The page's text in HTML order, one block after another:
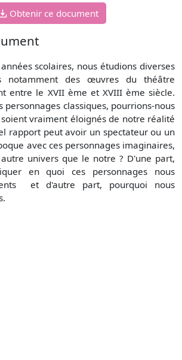
Obtenir ce document
scolaires, nous étudions diverses
notamment des œuvres du théâtre
entre le XVII ème et XVIII ème siècle.
personnages classiques, pourrions-nous
vraiment éloignés de notre réalité
rapport peut avoir un spectateur ou un
avec ces personnages imaginaires,
univers que le notre ? D'une part,
en quoi ces personnages nous
et d'autre part, pourquoi nous